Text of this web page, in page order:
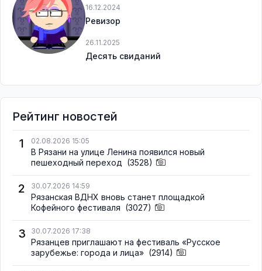
16.12.2024
Ревизор
26.11.2025
Десять свиданий
Рейтинг новостей
1
02.08.2026 15:05
В Рязани на улице Ленина появился новый
пешеходный переход (3528)
2 30.07.2026 14:59
Рязанская ВДНХ вновь станет площадкой
Кофейного фестиваля (3027)
3 30.07.2026 17:38
Рязанцев приглашают на фестиваль «Русское
зарубежье: города и лица» (2914)